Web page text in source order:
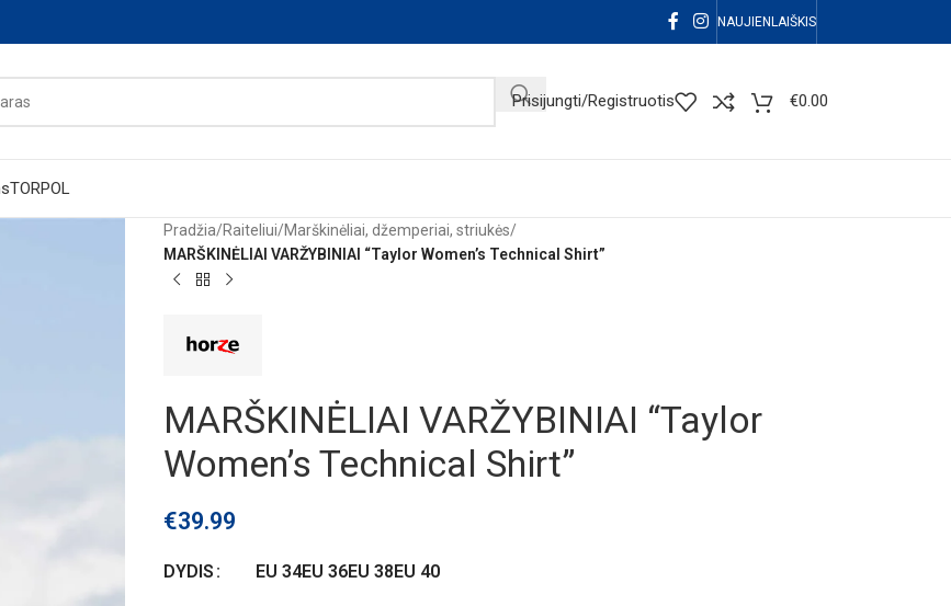
NAUJIENLAIŠKIS
Prisijungti/Registruotis €0.00
TORPOL
Pradžia/Raiteliui/Marškinėliai, džemperiai, striukės/
MARŠKINĖLIAI VARŽYBINIAI “Taylor Women’s Technical Shirt”
MARŠKINĖLIAI VARŽYBINIAI “Taylor
Women’s Technical Shirt”
€39.99
DYDIS EU 34EU 36EU 38EU 40